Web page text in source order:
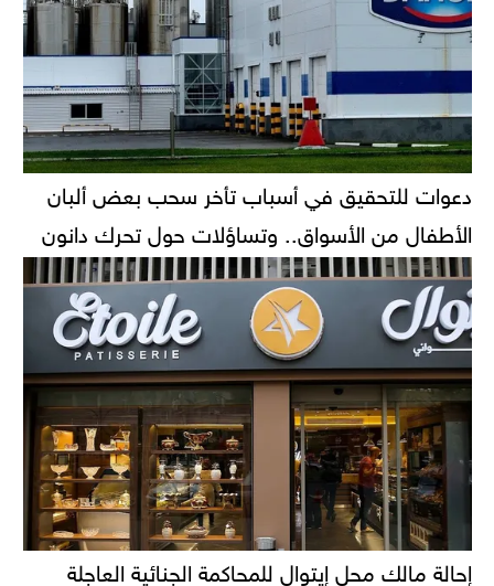
دعوات للتحقيق في أسباب تأخر سحب بعض ألبان
الأطفال من الأسواق.. وتساؤلات حول تحرك دانون
إحالة مالك محل إيتوال للمحاكمة الجنائية العاجلة